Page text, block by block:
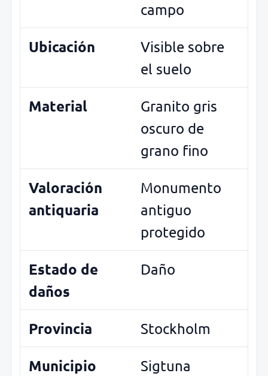
campo
Ubicación
Visible sobre
el suelo
Material
Granito gris
oscuro de
grano fino
Valoración
antiquaria
Monumento
antiguo
protegido
Estado de
daños
Daño
Provincia Stockholm
Municipio Sigtuna